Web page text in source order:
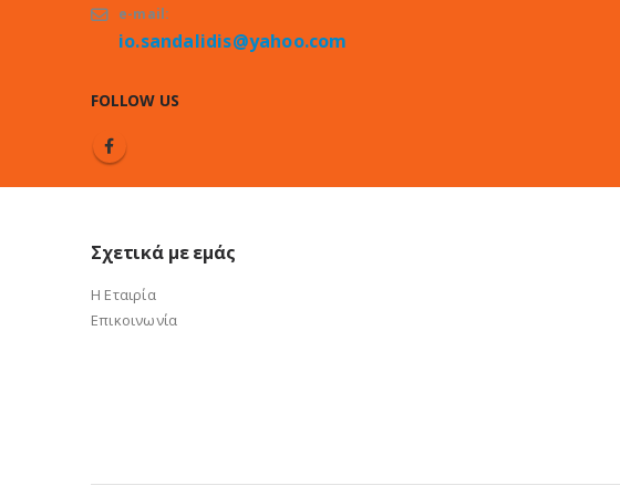
e-mail:
io.sandalidis@yahoo.com
FOLLOW US
Σχετικά με εμάς
Η Εταιρία
Επικοινωνία